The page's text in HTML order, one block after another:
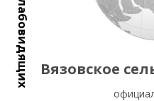
Вязовское